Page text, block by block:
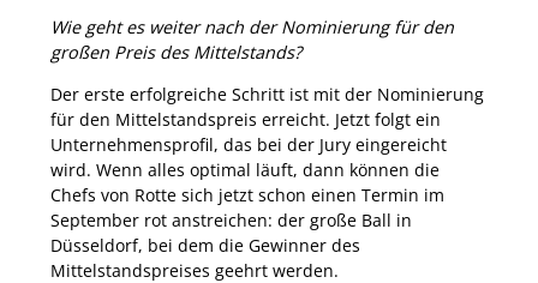
Wie geht es weiter nach der Nominierung für den
großen Preis des Mittelstands?
Der erste erfolgreiche Schritt ist mit der Nominierung
für den Mittelstandspreis erreicht. Jetzt folgt ein
Unternehmensprofil, das bei der Jury eingereicht
wird. Wenn alles optimal läuft, dann können die
Chefs von Rotte sich jetzt schon einen Termin im
September rot anstreichen: der große Ball in
Düsseldorf, bei dem die Gewinner des
Mittelstandspreises geehrt werden.